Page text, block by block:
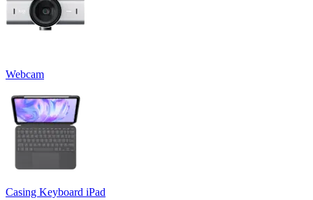
Webcam
Casing Keyboard iPad